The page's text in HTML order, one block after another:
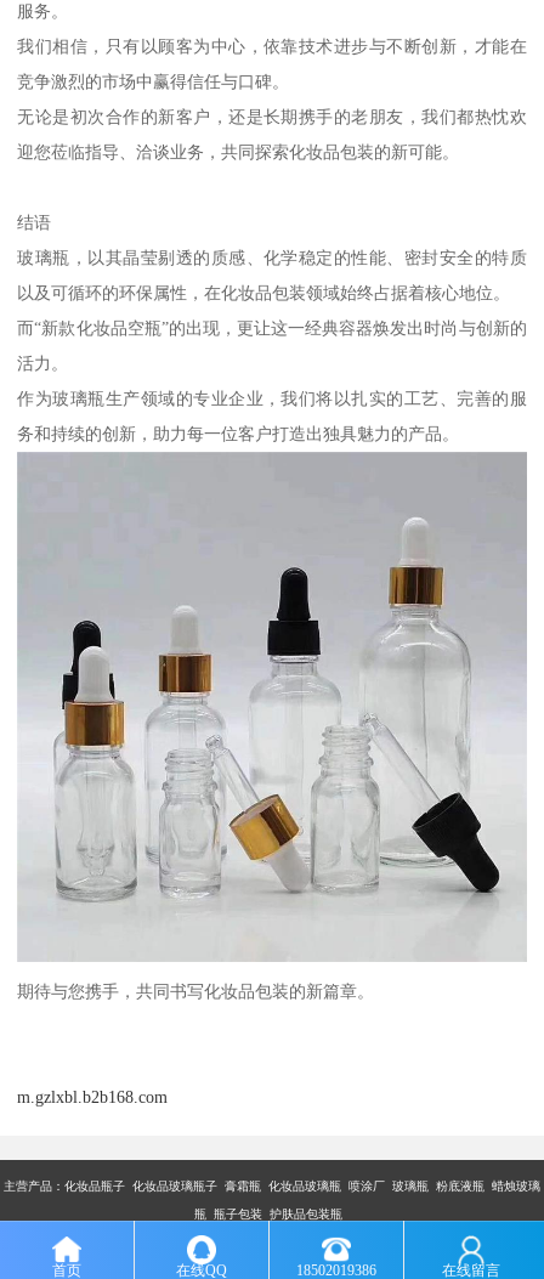
服务。
我们相信，只有以顾客为中心，依靠技术进步与不断创新，才能在
竞争激烈的市场中赢得信任与口碑。
无论是初次合作的新客户，还是长期携手的老朋友，我们都热忱欢
迎您莅临指导、洽谈业务，共同探索化妆品包装的新可能。
结语
玻璃瓶，以其晶莹剔透的质感、化学稳定的性能、密封安全的特质
以及可循环的环保属性，在化妆品包装领域始终占据着核心地位。
而“新款化妆品空瓶”的出现，更让这一经典容器焕发出时尚与创新的
活力。
作为玻璃瓶生产领域的专业企业，我们将以扎实的工艺、完善的服
务和持续的创新，助力每一位客户打造出独具魅力的产品。
期待与您携手，共同书写化妆品包装的新篇章。
m.gzlxbl.b2b168.com
主营产品： 化妆品瓶子 化妆品玻璃瓶子 膏霜瓶 化妆品玻璃瓶 喷涂厂 玻璃瓶 粉底液瓶 蜡烛玻璃
瓶 瓶子包装 护肤品包装瓶
版权所有：广州市乐鑫玻璃制品有限公司
首页 在线QQ 18502019386 在线留言